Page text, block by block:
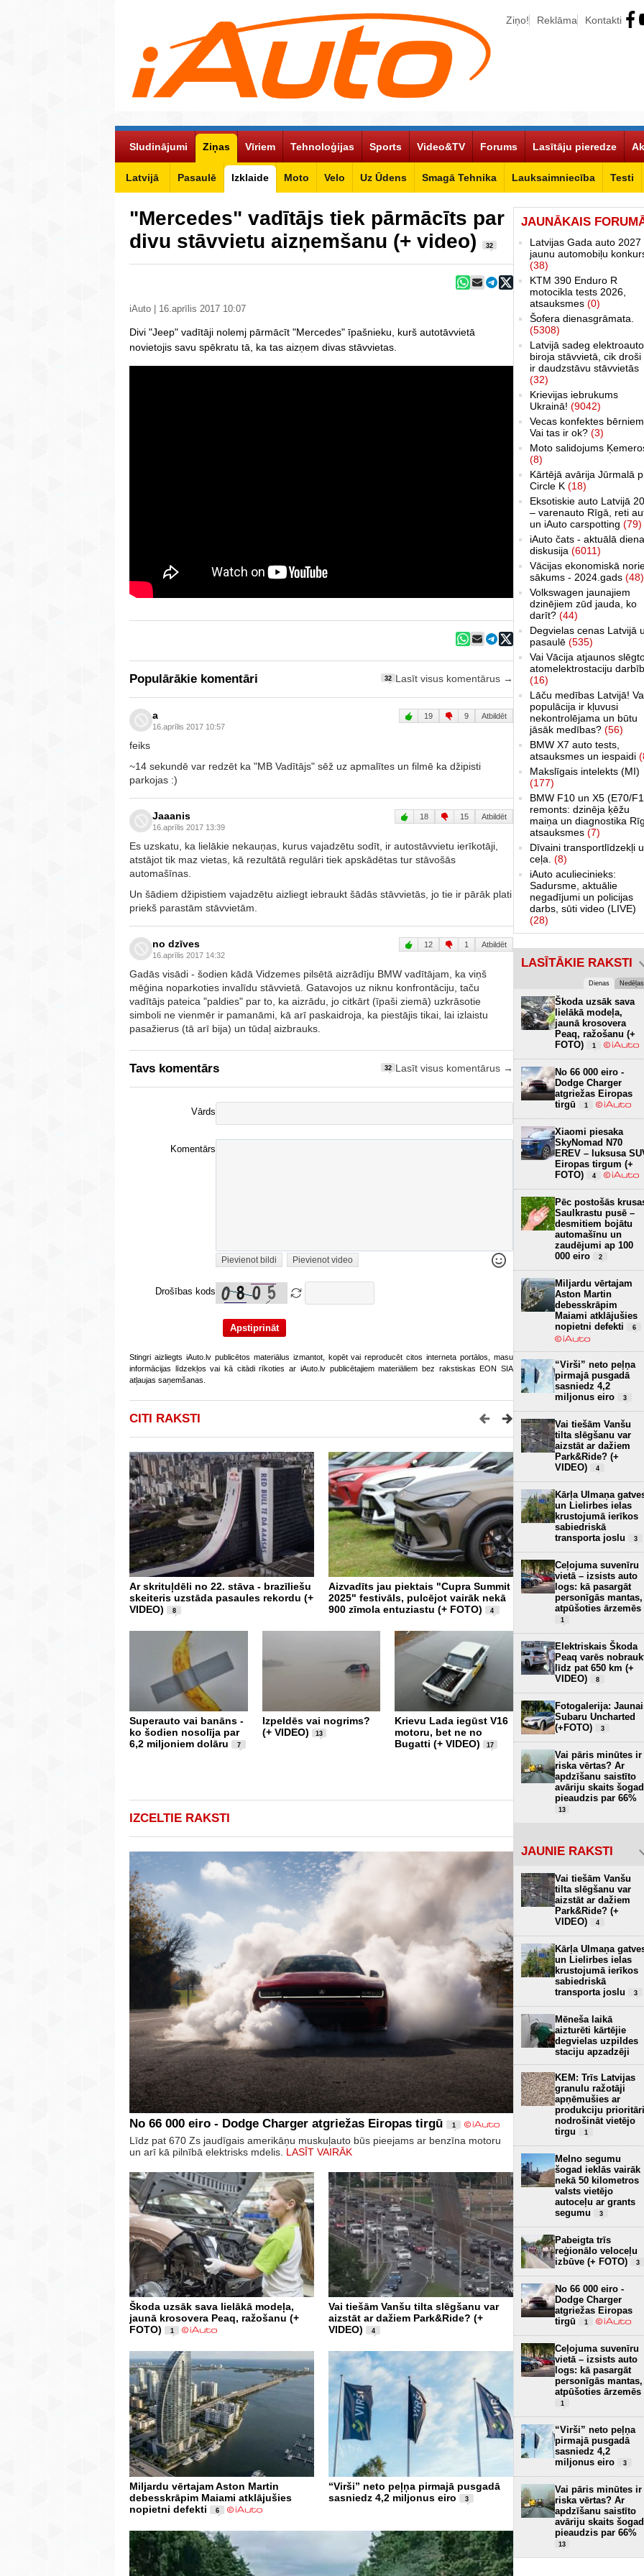
Ziņo! Reklāma Kontakti
Sludinājumi Ziņas
Latvijā Pasaulē Izklaide Moto Velo Uz Ūdens Smagā Tehnika Lauksaimniecība Testi
Vīriem Tehnoloģijas Sports Video&TV Forums Lasītāju pieredze
"Mercedes" vadītājs tiek pārmācīts par
divu stāvvietu aizņemšanu (+ video)
32
iAuto | 16.aprīlis 2017 10:07
Divi "Jeep" vadītāji nolemj pārmācīt "Mercedes" īpašnieku, kurš autotāvvietā
novietojis savu spēkratu tā, ka tas aizņem divas stāvvietas.
Populārākie komentāri 32 Lasīt visus komentārus →
a
16.aprīlis 2017 10:57
19 9 Atbildēt
feiks
~14 sekundē var redzēt ka "MB Vadītājs" sēž uz apmalītes un filmē ka džipisti
parkojas :)
Jaaanis
16.aprīlis 2017 13:39
18 15 Atbildēt
Es uzskatu, ka lielākie nekauņas, kurus vajadzētu sodīt, ir autostāvvietu ierīkotāji,
atstājot tik maz vietas, kā rezultātā regulāri tiek apskādētas tur stāvošās
automašīnas.
Un šādiem džipistiem vajadzētu aizliegt iebraukt šādās stāvvietās, jo tie ir pārāk plati
priekš parastām stāvvietām.
no dzīves
16.aprīlis 2017 14:32
12 1 Atbildēt
Gadās visādi - šodien kādā Vidzemes pilsētā aizrādīju BMW vadītājam, ka viņš
mēģina noparkoties invalīdu stāvvietā. Gatavojos uz niknu konfrontāciju, taču
vadītājs pateica "paldies" par to, ka aizrādu, jo citkārt (īpaši ziemā) uzkrāsotie
simboli ne vienmēr ir pamanāmi, kā arī paskaidroja, ka piestājis tikai, lai izlaistu
pasažierus (tā arī bija) un tūdaļ aizbrauks.
Tavs komentārs 32 Lasīt visus komentārus →
Vārds
Komentārs
Pievienot bildi Pievienot video
Drošības kods
Stingri aizliegts iAuto.lv publicētos materiālus izmantot, kopēt vai reproducēt citos interneta portālos, masu
informācijas līdzekļos vai kā citādi rīkoties ar iAuto.lv publicētajiem materiāliem bez rakstiskas EON SIA
atļaujas saņemšanas.
CITI RAKSTI
Ar skrituļdēli no 22. stāva - brazīliešu
skeiteris uzstāda pasaules rekordu (+
VIDEO)
8
Aizvadīts jau piektais "Cupra Summit
2025" festivāls, pulcējot vairāk nekā
900 zīmola entuziastu (+ FOTO)
4
Superauto vai banāns -
ko šodien nosolīja par
6,2 miljoniem dolāru
7
Izpeldēs vai nogrims?
(+ VIDEO)
13
Krievu Lada iegūst V16
motoru, bet ne no
Bugatti (+ VIDEO)
17
Kopā ar 1200 CUPRA
aizvadīts “CUPRA Summit
Lielākais lielizmēra 1/5
radiovadāmo modeļu
notikums – Turaida
Cup! (+ FOTO)
2
IZCELTIE RAKSTI
No 66 000 eiro - Dodge Charger atgriežas Eiropas tirgū 1
Līdz pat 670 Zs jaudīgais amerikāņu muskuļauto būs pieejams ar benzīna motoru
un arī kā pilnībā elektrisks mdelis. LASĪT VAIRĀK
Škoda uzsāk sava lielākā modeļa,
jaunā krosovera Peaq, ražošanu (+
FOTO)
1
Vai tiešām Vanšu tilta slēgšanu var
aizstāt ar dažiem Park&Ride? (+
VIDEO)
4
Miljardu vērtajam Aston Martin
debesskrāpim Maiami atklājušies
nopietni defekti
6
“Virši” neto peļņa pirmajā pusgadā
sasniedz 4,2 miljonus eiro
3
JAUNĀKAIS
Latvijas Gada auto 2027
jaunu automobiļu
(38)
KTM 390 Enduro R
motocikla tests 2026,
atsauksmes (0)
Šofera dienasgrāmata.
(5308)
Latvijā sadeg elektroauto
biroja stāvvietā, cik droši
ir daudzstāvu stāvvietās
(32)
Krievijas iebrukums
Ukrainā! (9042)
Vecas konfektes
Vai tas ir ok? (3)
Moto salidojums
(8)
Kārtējā avārija Jūrmalā
Circle K (18)
Eksotiskie auto Latvijā
– varenauto Rīgā, reti
un iAuto carspotting (79)
iAuto čats - aktuālā
diskusija (6011)
Vācijas ekonomiskā
sākums - 2024.gads (48)
Volkswagen jaunajiem
dzinējiem zūd jauda, ko
darīt? (44)
Degvielas cenas Latvijā
pasaulē (535)
Vai Vācija atjaunos
atomelektrostaciju
(16)
Lāču medības Latvijā!
populācija ir kļuvusi
nekontrolējama un būtu
jāsāk medības? (56)
BMW X7 auto tests,
atsauksmes un iespaidi
Makslīgais intelekts (MI)
(177)
BMW F10 un X5 (E70/
remonts: dzinēja ķēžu
maiņa un diagnostika
atsauksmes (7)
Dīvaini transportlīdzekļi
ceļa. (8)
iAuto aculiecinieks:
Sadursme, aktuālie
negadījumi un policijas
darbs, sūti video (LIVE)
(28)
LASĪTĀKIE RAKSTI
Dienas Nedēļas
Škoda uzsāk sava
lielākā modeļa,
jaunā krosovera
Peaq, ražošanu (+
FOTO)
1
No 66 000 eiro -
Dodge Charger
atgriežas Eiropas
tirgū
1
Xiaomi piesaka
SkyNomad N70
EREV – luksusa
Eiropas tirgum (+
FOTO)
4
Pēc postošās
Saulkrastu pusē –
desmitiem bojātu
automašīnu un
zaudējumi ap 100
000 eiro
2
Miljardu vērtajam
Aston Martin
debesskrāpim
Maiami atklājušies
nopietni defekti
6
“Virši” neto peļņa
pirmajā pusgadā
sasniedz 4,2
miljonus eiro
3
Vai tiešām Vanšu
tilta slēgšanu var
aizstāt ar dažiem
Park&Ride? (+
VIDEO)
4
Kārļa Ulmaņa
un Lielirbes ielas
krustojumā ierīkos
sabiedriskā
transporta joslu
3
Ceļojuma suvenīru
vietā – izsists auto
logs: kā pasargāt
personīgās mantas,
atpūšoties ārzemēs
1
Elektriskais Škoda
Peaq varēs
līdz pat 650 km (+
VIDEO)
8
Fotogalerija:
Subaru Uncharted
(+FOTO)
3
Vai pāris minūtes ir
riska vērtas? Ar
apdzīšanu saistīto
avāriju skaits šogad
pieaudzis par 66%
13
JAUNIE RAKSTI
Vai tiešām Vanšu
tilta slēgšanu var
aizstāt ar dažiem
Park&Ride? (+
VIDEO)
4
Kārļa Ulmaņa
un Lielirbes ielas
krustojumā ierīkos
sabiedriskā
transporta joslu
3
Mēneša laikā
aizturēti kārtējie
degvielas uzpildes
staciju apzadzēji
KEM: Trīs Latvijas
granulu ražotāji
apņēmušies ar
produkciju prioritāri
nodrošināt vietējo
tirgu
1
Melno segumu
šogad ieklās vairāk
nekā 50 kilometros
valsts vietējo
autoceļu ar grants
segumu
3
Pabeigta trīs
reģionālo veloceļu
izbūve (+ FOTO)
3
No 66 000 eiro -
Dodge Charger
atgriežas Eiropas
tirgū
1
Ceļojuma suvenīru
vietā – izsists auto
logs: kā pasargāt
personīgās mantas,
atpūšoties ārzemēs
1
“Virši” neto peļņa
pirmajā pusgadā
sasniedz 4,2
miljonus eiro
3
Vai pāris minūtes ir
riska vērtas? Ar
apdzīšanu saistīto
avāriju skaits šogad
pieaudzis par 66%
13